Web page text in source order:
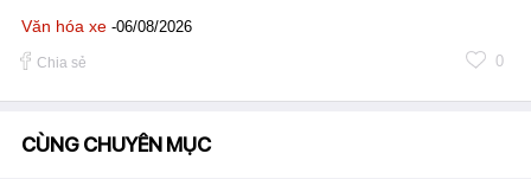
Văn hóa xe -06/08/2026
Chia sẻ 0
CÙNG CHUYÊN MỤC